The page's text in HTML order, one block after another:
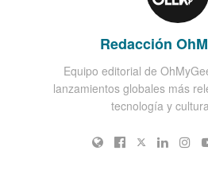
Redacción
Equipo editorial de
lanzamientos globales más
tecnología y